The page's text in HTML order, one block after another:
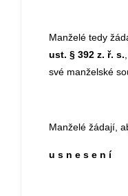
Manželé tedy
ust. § 392 z. ř. s.
své manželské
Manželé žádají,
u s n e s e n í